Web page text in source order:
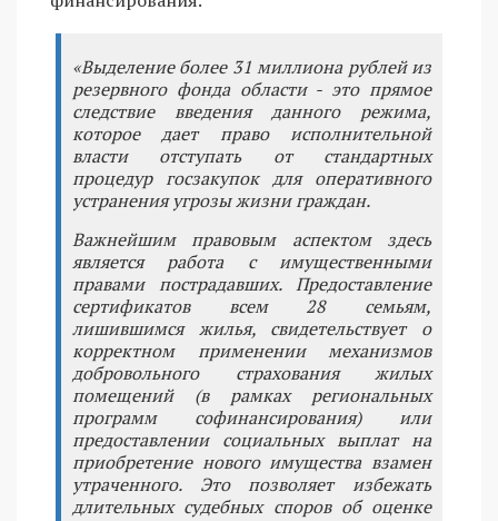
«Выделение более 31 миллиона рублей из
резервного фонда области - это прямое
следствие введения данного режима,
которое дает право исполнительной
власти отступать от стандартных
процедур госзакупок для оперативного
устранения угрозы жизни граждан.
Важнейшим правовым аспектом здесь
является работа с имущественными
правами пострадавших. Предоставление
сертификатов всем 28 семьям,
лишившимся жилья, свидетельствует о
корректном применении механизмов
добровольного страхования жилых
помещений (в рамках региональных
программ софинансирования) или
предоставлении социальных выплат на
приобретение нового имущества взамен
утраченного. Это позволяет избежать
длительных судебных споров об оценке